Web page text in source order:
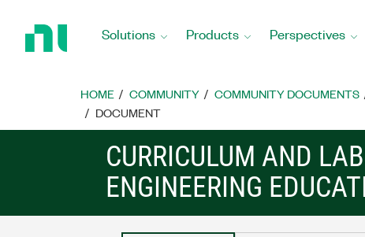
Home
Solutions Products Perspectives
HOME COMMUNITY COMMUNITY DOCUMENTS
DOCUMENT
CURRICULUM AND
ENGINEERING